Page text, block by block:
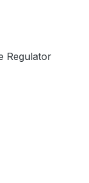
Regulator